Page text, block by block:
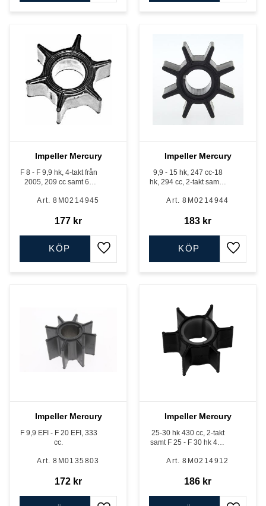
Impeller Mercury
F 8 - F 9,9 hk, 4-takt från
2005, 209 cc samt 6 -
8M0214945
177 kr
Lägg till i favoriter
KÖP
Impeller Mercury
9,9 - 15 hk, 247 cc-18
hk, 294 cc, 2-takt samt F
351 cc 4-takt,
8M0214944
183 kr
Lägg
KÖP
Impeller Mercury
F 9,9 EFI - F 20 EFI, 333
cc.
8M0135803
172 kr
Impeller Mercury
25-30 hk 430 cc, 2-takt
samt F 25 - F 30 hk 492
8M0214912
186 kr